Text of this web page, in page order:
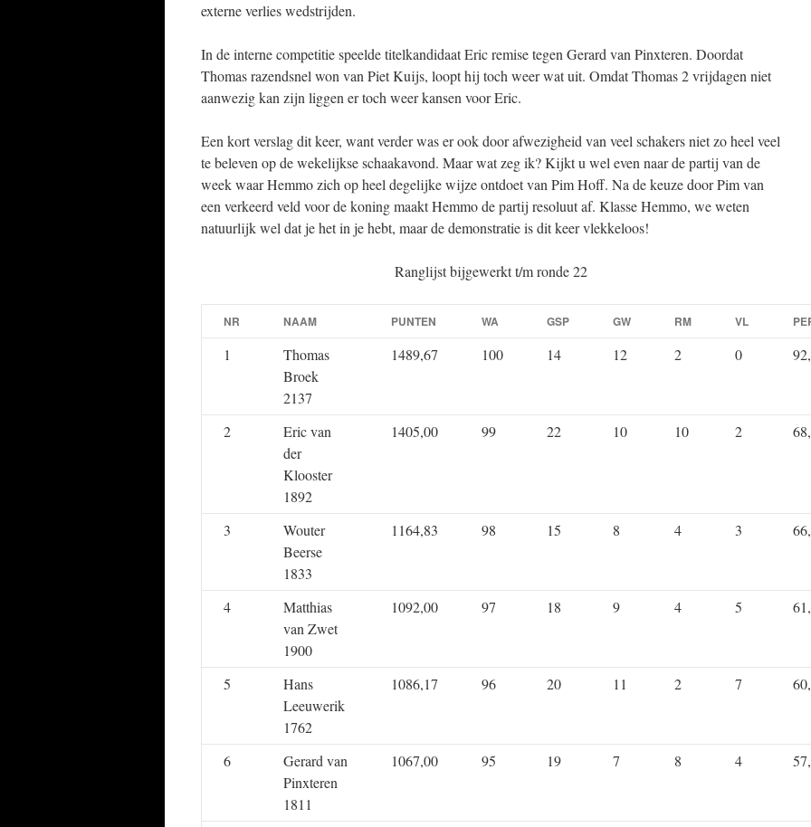
externe verlies wedstrijden.
In de interne competitie speelde titelkandidaat Eric remise tegen Gerard van Pinxteren. Doordat
Thomas razendsnel won van Piet Kuijs, loopt hij toch weer wat uit. Omdat Thomas 2 vrijdagen niet
aanwezig kan zijn liggen er toch weer kansen voor Eric.
Een kort verslag dit keer, want verder was er ook door afwezigheid van veel schakers niet zo heel veel
te beleven op de wekelijkse schaakavond. Maar wat zeg ik? Kijkt u wel even naar de partij van de
week waar Hemmo zich op heel degelijke wijze ontdoet van Pim Hoff. Na de keuze door Pim van
een verkeerd veld voor de koning maakt Hemmo de partij resoluut af. Klasse Hemmo, we weten
natuurlijk wel dat je het in je hebt, maar de demonstratie is dit keer vlekkeloos!
Ranglijst bijgewerkt t/m ronde 22
NR NAAM PUNTEN WA GSP GW RM VL
1
Thomas
Broek
2137
1489,67 100 14 12 2 0
2
Eric van
der
Klooster
1892
1405,00 99 22 10 10 2
3
Wouter
Beerse
1833
1164,83 98 15 8 4 3
4
Matthias
van Zwet
1900
1092,00 97 18 9 4 5
5
Hans
Leeuwerik
1762
1086,17 96 20 11 2 7
6
Gerard van
Pinxteren
1811
1067,00 95 19 7 8 4